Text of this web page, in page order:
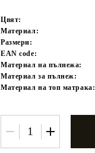
Цвят:
Материал:
Размери:
EAN code:
Материал на пълнежа:
Материал за пълнеж:
Материал на топ матрака: